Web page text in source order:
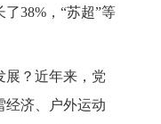
38%，“苏超”等
展？近年来，党
经济、户外运动